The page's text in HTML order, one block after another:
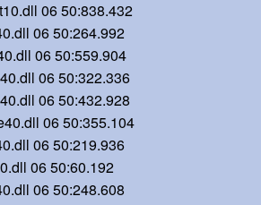
06 50:838.432
06 50:264.992
06 50:559.904
06 50:322.336
06 50:432.928
06 50:355.104
06 50:219.936
06 50:60.192
06 50:248.608